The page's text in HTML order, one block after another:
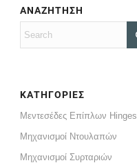
ΑΝΑΖΗΤΗΣΗ
ΚΑΤΗΓΟΡΙΕΣ
Μεντεσέδες Επίπλων Hinges
Μηχανισμοί Ντουλαπών
Μηχανισμοί Συρταριών